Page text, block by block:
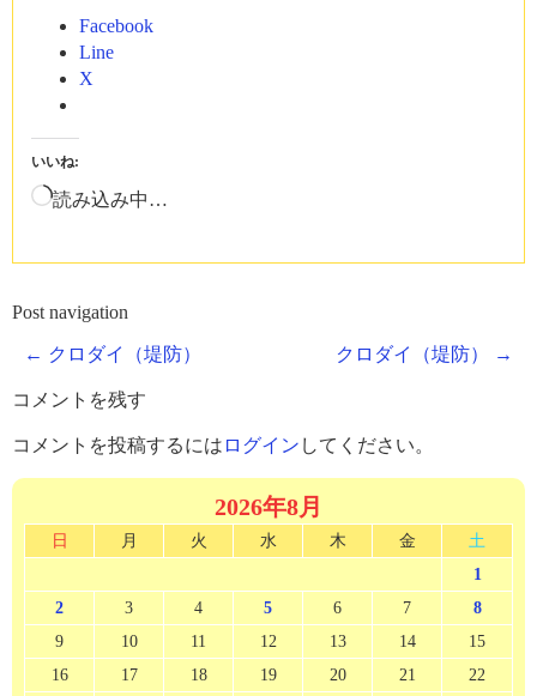
Facebook
Line
X
いいね:
読み込み中…
Post navigation
← クロダイ（堤防） クロダイ（堤防） →
コメントを残す
コメントを投稿するには ログイン してください。
2026年8月
日 月 火 水 木 金
土
1
2
3 4 5 6 7
8
9
10 11 12 13 14
15
16
17 18 19 20 21
22